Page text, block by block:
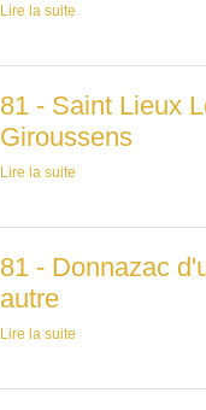
Lire la suite
81 - Saint Lieux
Giroussens
Lire la suite
81 - Donnazac
autre
Lire la suite